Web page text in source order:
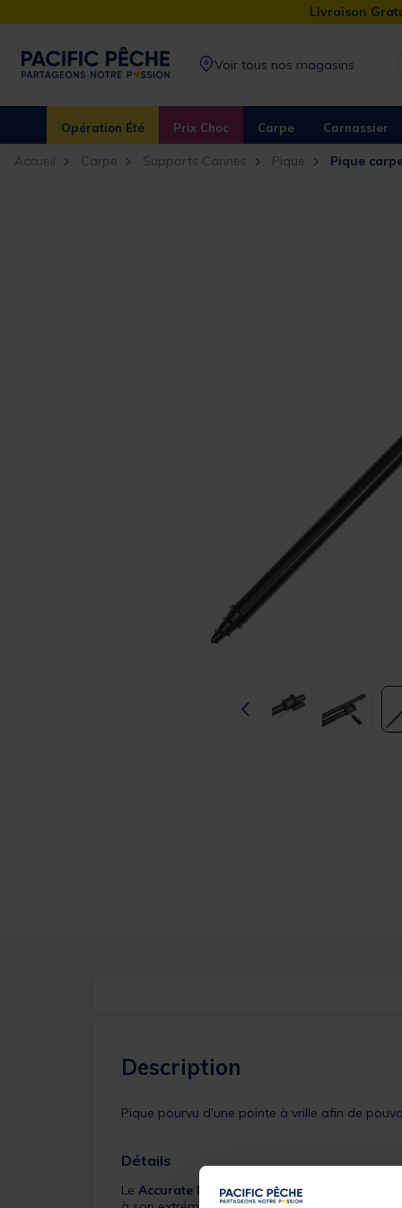
Livraison
Voir tous nos magasins
Opération Été Prix Choc Carpe Carnassier
Accueil Carpe Supports Cannes Pique Pique
Description
Pique pourvu d'une pointe à vrille afin de
Détails
Le Accurate Drill Bankstickde chez